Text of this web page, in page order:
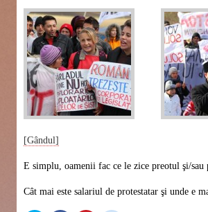
[Gândul]
E simplu, oamenii fac ce le zice preotul şi/sau
Cât mai este salariul de protestatar şi unde e